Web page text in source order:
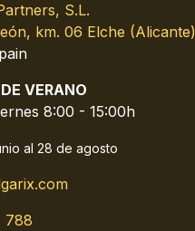
S.L.
km. 06 Elche (Alicante)
VERANO
8:00 - 15:00h
al 28 de agosto
788